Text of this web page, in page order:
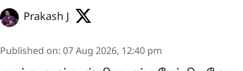
Prakash J
Published on: 07 Aug 2026, 12:40 pm